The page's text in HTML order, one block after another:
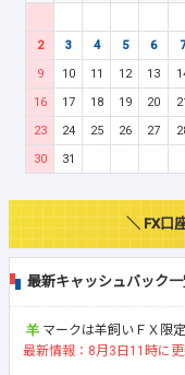
2
3 4 5 6 7
9
10 11 12 13
16
17 18 19 20
23
24 25 26 27
30
31
＼ FX口
最新キャッシュバック
マークは羊飼いＦＸ限
最新情報：8月3日11時に